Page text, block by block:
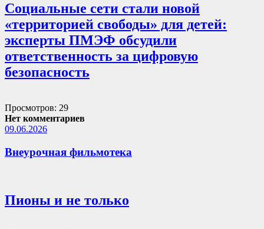
Социальные сети стали новой
«территорией свободы» для детей:
эксперты ПМЭФ обсудили
ответственность за цифровую
безопасность
Просмотров: 29
Нет комментариев
09.06.2026
Внеурочная фильмотека
Пионы и не только